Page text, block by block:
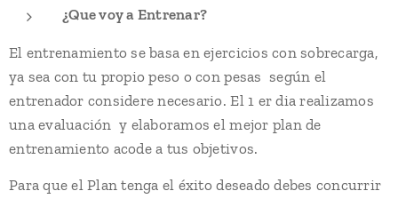
¿Que voy a Entrenar?
El entrenamiento se basa en ejercicios con sobrecarga,
ya sea con tu propio peso o con pesas según el
entrenador considere necesario. El 1 er dia realizamos
una evaluación y elaboramos el mejor plan de
entrenamiento acode a tus objetivos.
Para que el Plan tenga el éxito deseado debes concurrir